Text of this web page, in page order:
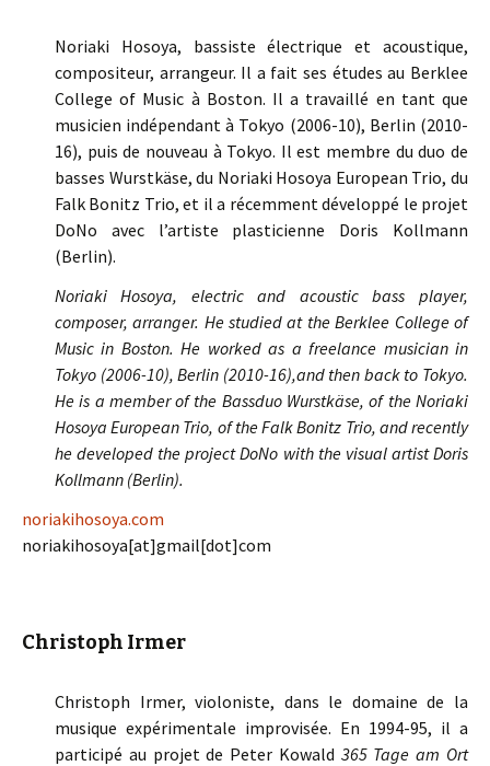
Noriaki Hosoya, bassiste électrique et acoustique,
compositeur, arrangeur. Il a fait ses études au Berklee
College of Music à Boston. Il a travaillé en tant que
musicien indépendant à Tokyo (2006-10), Berlin (2010-
16), puis de nouveau à Tokyo. Il est membre du duo de
basses Wurstkäse, du Noriaki Hosoya European Trio, du
Falk Bonitz Trio, et il a récemment développé le projet
DoNo avec l’artiste plasticienne Doris Kollmann
(Berlin).
Noriaki Hosoya, electric and acoustic bass player,
composer, arranger. He studied at the Berklee College of
Music in Boston. He worked as a freelance musician in
Tokyo (2006-10), Berlin (2010-16),and then back to Tokyo.
He is a member of the Bassduo Wurstkäse, of the Noriaki
Hosoya European Trio, of the Falk Bonitz Trio, and recently
he developed the project DoNo with the visual artist Doris
Kollmann (Berlin).
noriakihosoya.com
noriakihosoya[at]gmail[dot]com
Christoph Irmer
Christoph Irmer, violoniste, dans le domaine de la
musique expérimentale improvisée. En 1994-95, il a
participé au projet de Peter Kowald 365 Tage am Ort